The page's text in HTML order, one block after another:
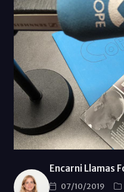
Encarni Llamas
07/10/2019